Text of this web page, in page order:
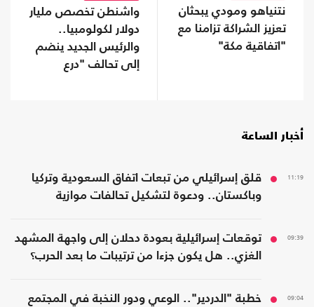
نتنياهو ومودي يبحثان
تعزيز الشراكة تزامنا مع
"اتفاقية مكة"
واشنطن تخصص مليار
دولار لكولومبيا..
والرئيس الجديد ينضم
إلى تحالف "درع
أخبار الساعة
11:19
قلق إسرائيلي من تبعات اتفاق السعودية وتركيا
وباكستان.. ودعوة لتشكيل تحالفات موازية
09:39
توقعات إسرائيلية بعودة دحلان إلى واجهة المشهد
الغزي.. هل يكون جزءا من ترتيبات ما بعد الحرب؟
09:04
خطبة "الدردير".. الوعي ودور النخبة في المجتمع